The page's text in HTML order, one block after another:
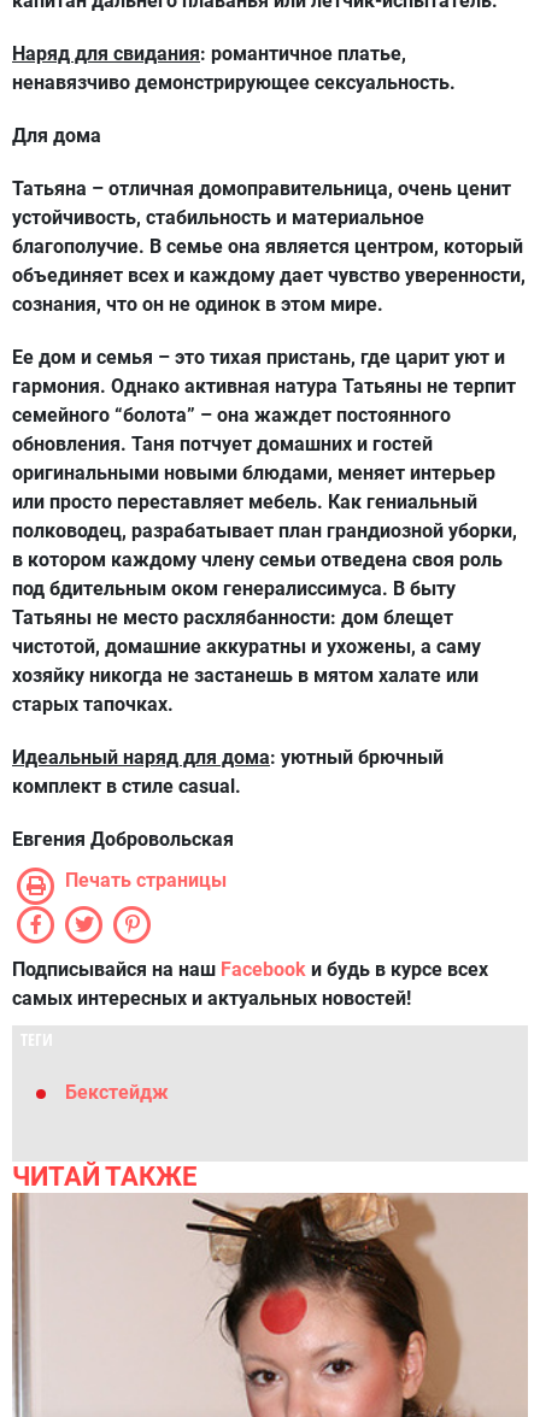
Наряд для свидания: романтичное платье,
ненавязчиво демонстрирующее сексуальность.
Для дома
Татьяна – отличная домоправительница, очень ценит
устойчивость, стабильность и материальное
благополучие. В семье она является центром, который
объединяет всех и каждому дает чувство уверенности,
сознания, что он не одинок в этом мире.
Ее дом и семья – это тихая пристань, где царит уют и
гармония. Однако активная натура Татьяны не терпит
семейного “болота” – она жаждет постоянного
обновления. Таня потчует домашних и гостей
оригинальными новыми блюдами, меняет интерьер
или просто переставляет мебель. Как гениальный
полководец, разрабатывает план грандиозной уборки,
в котором каждому члену семьи отведена своя роль
под бдительным оком генералиссимуса. В быту
Татьяны не место расхлябанности: дом блещет
чистотой, домашние аккуратны и ухожены, а саму
хозяйку никогда не застанешь в мятом халате или
старых тапочках.
Идеальный наряд для дома: уютный брючный
комплект в стиле casual.
Евгения Добровольская
Печать страницы
Подписывайся на наш Facebook и будь в курсе всех
самых интересных и актуальных новостей!
ТЕГИ
Бекстейдж
ЧИТАЙ ТАКЖЕ